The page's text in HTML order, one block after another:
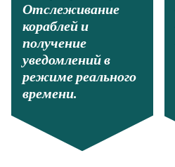
Отслеживание
кораблей и
получение
уведомлений в
режиме реального
времени.